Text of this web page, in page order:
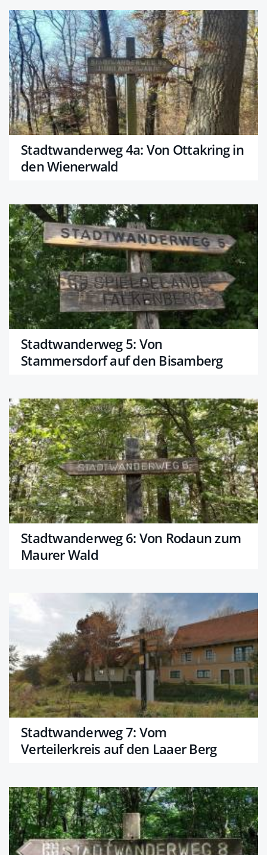
Stadtwanderweg 4a: Von Ottakring in
den Wienerwald
Stadtwanderweg 5: Von
Stammersdorf auf den Bisamberg
Stadtwanderweg 6: Von Rodaun zum
Maurer Wald
Stadtwanderweg 7: Vom
Verteilerkreis auf den Laaer Berg